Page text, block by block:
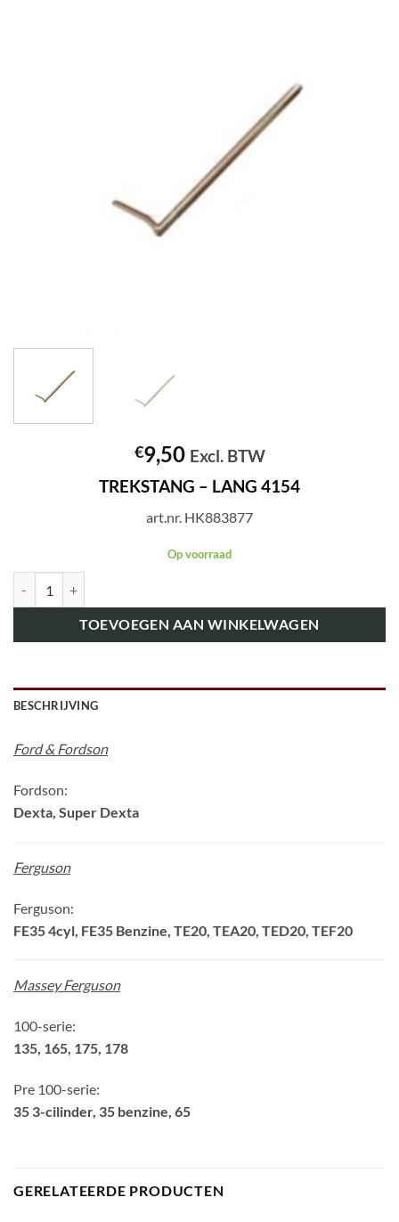
€9,50 Excl. BTW
TREKSTANG – LANG 4154
art.nr. HK883877
Op voorraad
TOEVOEGEN AAN WINKELWAGEN
BESCHRIJVING
Ford & Fordson
Fordson:
Dexta, Super Dexta
Ferguson
Ferguson:
FE35 4cyl, FE35 Benzine, TE20, TEA20, TED20, TEF20
Massey Ferguson
100-serie:
135, 165, 175, 178
Pre 100-serie:
35 3-cilinder, 35 benzine, 65
GERELATEERDE PRODUCTEN